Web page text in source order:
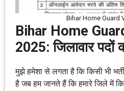
Bihar Home Guard
Bihar Home
2025: जिलावार पदों
मुझे हमेशा से लगता है कि किसी भी
है जब हम जानते हैं कि हमारे जिले में